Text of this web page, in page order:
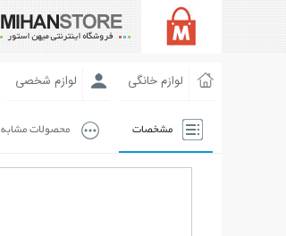
لوازم خانگی لوازم شخصی
مشخصات محصولات مشابه